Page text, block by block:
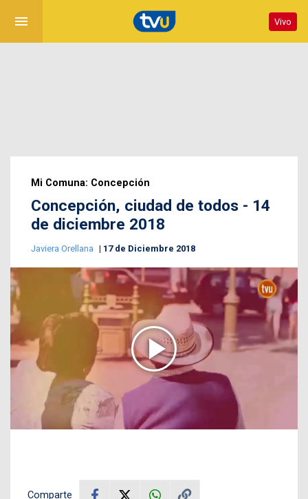
menu Vivo
Mi Comuna: Concepción
Concepción, ciudad de todos - 14
de diciembre 2018
Javiera Orellana 17 de Diciembre 2018
Comparte